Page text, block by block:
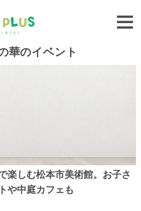
華のイベント
楽しむ松本市美術館。お子さ
や中庭カフェも